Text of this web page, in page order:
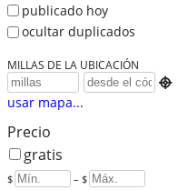
publicado hoy
ocultar duplicados
MILLAS DE LA UBICACIÓN

usar mapa...
Precio
gratis
$ – $